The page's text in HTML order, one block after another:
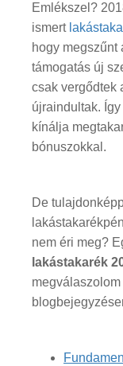
Emlékszel?
ismert
hogy megszűnt
támogatás új
csak vergődtek
újraindultak.
kínálja
bónuszokkal.
De
nem éri meg?
lakástakarék